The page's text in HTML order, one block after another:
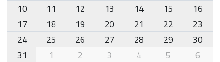
10
11 12 13 14 15
16
17
18 19 20 21 22
23
24
25 26 27 28 29
30
31
1 2 3 4 5 6